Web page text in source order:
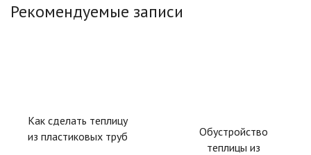
Рекомендуемые записи
Как сделать теплицу
из пластиковых труб
Обустройство
теплицы из